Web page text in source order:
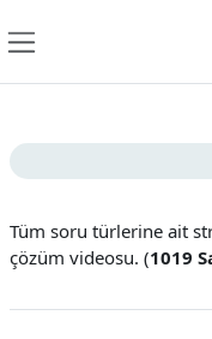
Bölüm
Tüm soru türlerine ait
çözüm videosu. (1019